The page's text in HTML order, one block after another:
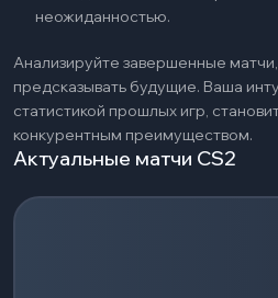
неожиданностью.
Анализируйте завершенные
предсказывать будущие. Ваша
статистикой прошлых игр,
конкурентным преимуществом.
Актуальные матчи CS2
Загрузка событий...